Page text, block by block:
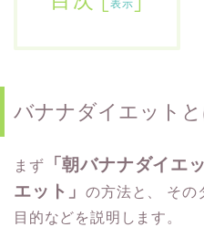
表示
バナナダイエットと
まず 「朝バナナダイエ
エット」の方法と、
その
目的などを説明します。